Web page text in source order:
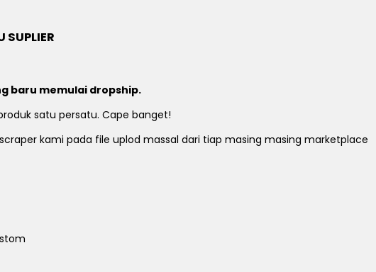
SUPLIER
baru memulai dropship.
satu persatu. Cape banget!
kami pada file uplod massal dari tiap masing masing marketplace